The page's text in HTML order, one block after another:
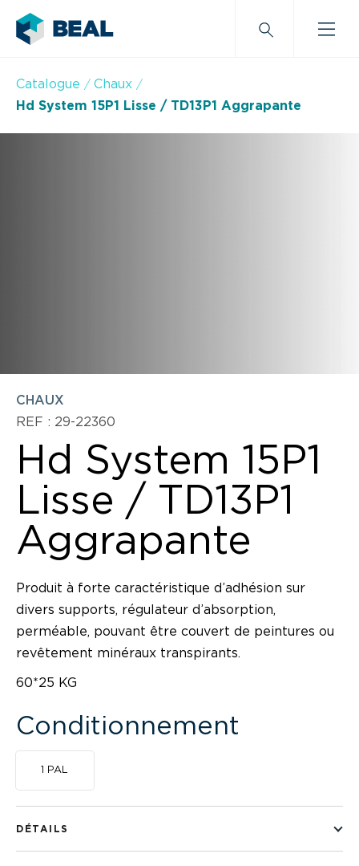
Catalogue
Chaux
Hd System 15P1 Lisse / TD13P1 Aggrapante
CHAUX
REF : 29-22360
Hd System 15P1
Lisse / TD13P1
Aggrapante
Produit à forte caractéristique d’adhésion sur
divers supports, régulateur d’absorption,
perméable, pouvant être couvert de peintures ou
revêtement minéraux transpirants.
60*25 KG
Conditionnement
1 PAL
DÉTAILS